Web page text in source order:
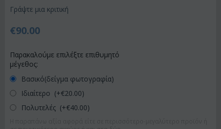
Γράψτε μια κριτική
€90.00
Παρακαλούμε επιλέξτε επιθυμητό
μέγεθος:
Βασικό(δείγμα φωτογραφία)
Ιδιαίτερο (+€20.00)
Πολυτελές (+€40.00)